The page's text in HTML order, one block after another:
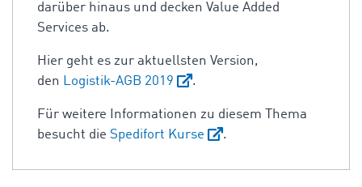
darüber hinaus und decken Value Added
Services ab.
Hier geht es zur aktuellsten Version,
den Logistik-AGB 2019 .
Für weitere Informationen zu diesem Thema
besucht die Spedifort Kurse .